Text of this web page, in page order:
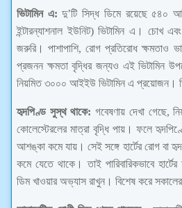
ভিটামিন এ: দু’টি সিদ্ধ ডিমে রয়েছে ৫৪০
ইন্টারন্যাশনাল ইউনিট) ভিটামিন এ। চোখ
জরুরি। পাশাপাশি, রোগ প্রতিরোধ ক্ষমতাও
প্রজনন ক্ষমতা বৃদ্ধির জন্যও এই ভিটামিন
নিয়মিত ৩০০০ আইইউ ভিটামিন এ প্রয়োজন।
হৃদপিণ্ড সুস্থ থাকে: গবেষণায় দেখা গেছে,
কোলেস্টেরলের মাত্রা বৃদ্ধি পায়। ফলে
আশঙ্কা কমে যায়। সেই সঙ্গে হার্টের রোগ বা
কমে যেতে থাকে। তাই পারিবারিকভাবে
ডিম খাওয়ার অভ্যাস রাখুন। বিশেষ করে